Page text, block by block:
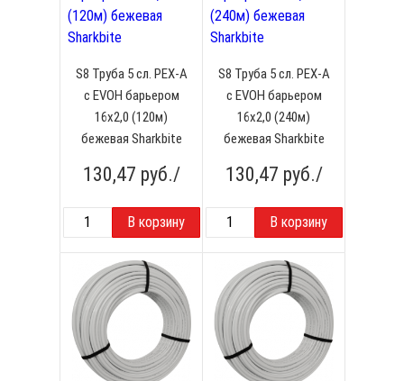
S8 Труба 5 сл. PEX-А
с EVOH барьером
16x2,0 (120м)
бежевая Sharkbite
130,47 руб./
S8 Труба 5 сл. PEX-А
с EVOH барьером
16x2,0 (240м)
бежевая Sharkbite
130,47 руб./